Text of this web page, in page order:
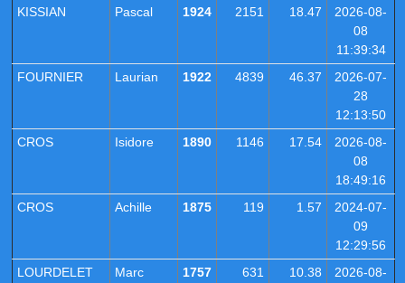
KISSIAN
Pascal 1924 2151 18.47
2026-08-
08
11:39:34
FOURNIER
Laurian 1922 4839 46.37
2026-07-
28
12:13:50
CROS
Isidore 1890 1146 17.54
2026-08-
08
18:49:16
CROS
Achille 1875 119 1.57
2024-07-
09
12:29:56
LOURDELET
Marc 1757 631 10.38
2026-08-